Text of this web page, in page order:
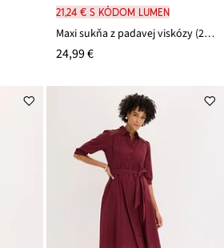
21,24 € s kódom LUMEN
Maxi sukňa z padavej viskózy (2-dielna sada)
24,99 €